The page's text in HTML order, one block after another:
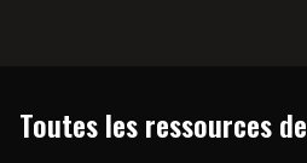
Toutes les ressources de